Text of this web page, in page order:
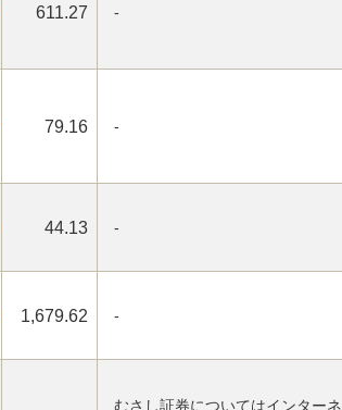
611.27 -
79.16 -
44.13 -
1,679.62 -
むさし証券についてはインターネ